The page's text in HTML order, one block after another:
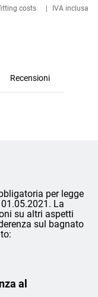
costs IVA inclusa
Recensioni
per legge
La
su altri aspetti
sul bagnato
al